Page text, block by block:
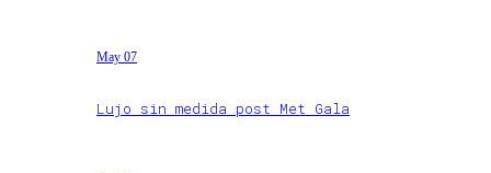
May 07
Lujo sin medida post Met Gala